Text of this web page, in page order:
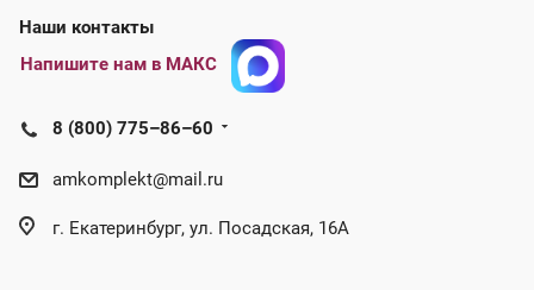
Наши контакты
Напишите нам в МАКС
8 (800) 775–86–60
amkomplekt@mail.ru
г. Екатеринбург, ул. Посадская, 16А